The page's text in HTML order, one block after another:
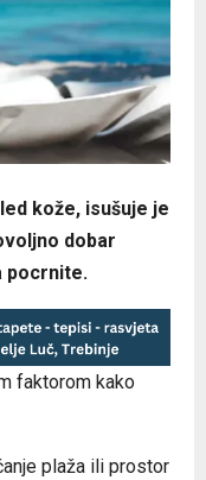
kože, isušuje je
dobar
pocrnite.
faktorom kako
plaža ili prostor